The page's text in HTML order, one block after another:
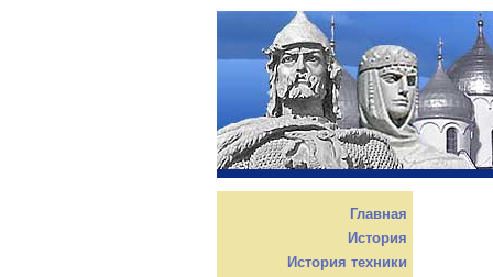
Главная
История
История техники